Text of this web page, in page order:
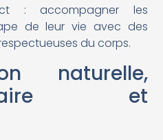
: accompagner les
de leur vie avec des
du corps.
naturelle,
et